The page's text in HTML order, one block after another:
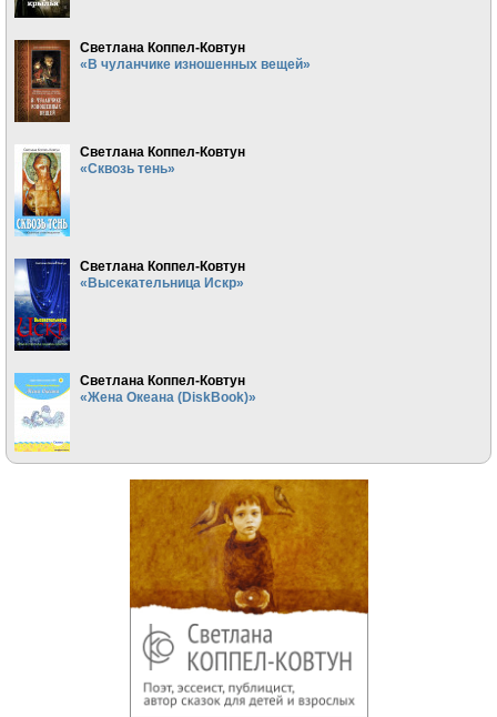
Светлана Коппел-Ковтун
«В чуланчике изношенных вещей»
Светлана Коппел-Ковтун
«Сквозь тень»
Светлана Коппел-Ковтун
«Высекательница Искр»
Светлана Коппел-Ковтун
«Жена Океана (DiskBook)»